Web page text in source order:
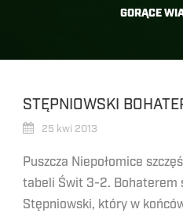
GORĄCE
STĘPNIOWSKI
25 kwi 2013
Puszcza Niepołomice
tabeli Świt 3-2. Bohaterem
Stępniowski, który w